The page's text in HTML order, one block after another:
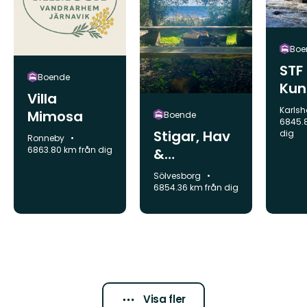
Boende
Villa
Mimosa
Kommun:
Ronneby
6863.80 km från dig
Boende
Stigar, Hav
&
Avkoppling
-
Kommun:
Sölvesborg
6854.36 km från dig
STF
n
dig
Visa fler